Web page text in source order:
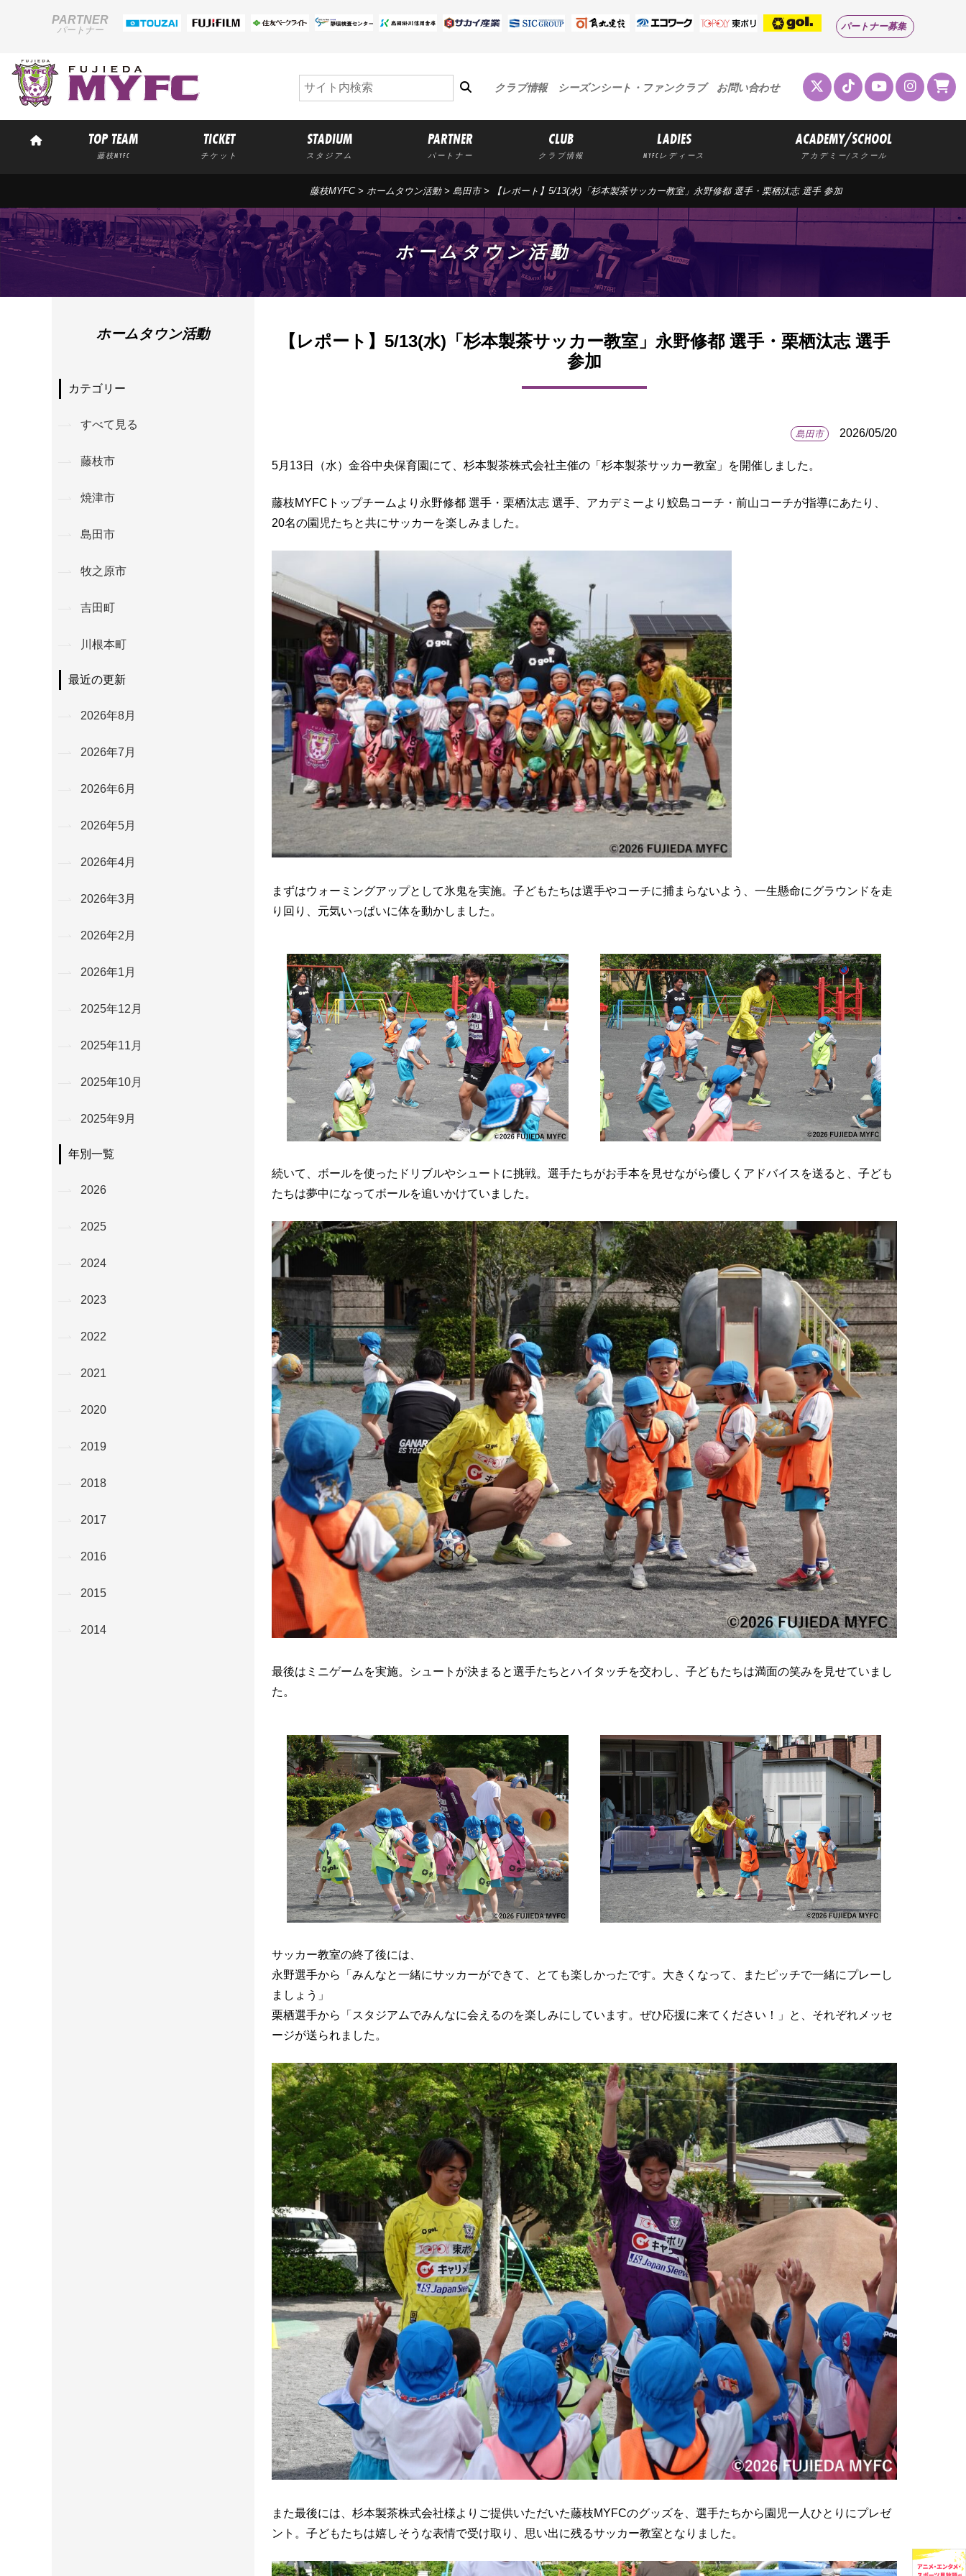
PARTNER
パートナー パートナー募集
クラブ情報 シーズンシート・ファンクラブ お問い合わせ
TOP TEAM
藤枝MYFC
TICKET
チケット
STADIUM
スタジアム
PARTNER
パートナー
CLUB
クラブ情報
LADIES
MYFCレディース
ACADEMY/SCHOOL
アカデミー/スクール
藤枝MYFC> ホームタウン活動> 島田市> 【レポート】5/13(水)「杉本製茶サッカー教室」永野修都 選手・栗栖汰志 選手 参加
ホームタウン活動
【レポート】5/13(水)「杉本製茶サッカー教室」永野修都 選手・栗栖汰志 選手
参加
島田市 2026/05/20
5月13日（水）金谷中央保育園にて、杉本製茶株式会社主催の「杉本製茶サッカー教室」を開催しました。
藤枝MYFCトップチームより永野修都 選手・栗栖汰志 選手、アカデミーより鮫島コーチ・前山コーチが指導にあたり、
20名の園児たちと共にサッカーを楽しみました。
まずはウォーミングアップとして氷鬼を実施。子どもたちは選手やコーチに捕まらないよう、一生懸命にグラウンドを走
り回り、元気いっぱいに体を動かしました。
続いて、ボールを使ったドリブルやシュートに挑戦。選手たちがお手本を見せながら優しくアドバイスを送ると、子ども
たちは夢中になってボールを追いかけていました。
最後はミニゲームを実施。シュートが決まると選手たちとハイタッチを交わし、子どもたちは満面の笑みを見せていまし
た。
サッカー教室の終了後には、
永野選手から「みんなと一緒にサッカーができて、とても楽しかったです。大きくなって、またピッチで一緒にプレーし
ましょう」
栗栖選手から「スタジアムでみんなに会えるのを楽しみにしています。ぜひ応援に来てください！」と、それぞれメッセ
ージが送られました。
また最後には、杉本製茶株式会社様よりご提供いただいた藤枝MYFCのグッズを、選手たちから園児一人ひとりにプレゼ
ント。子どもたちは嬉しそうな表情で受け取り、思い出に残るサッカー教室となりました。
ホームタウン活動
カテゴリー
すべて見る
藤枝市
焼津市
島田市
牧之原市
吉田町
川根本町
最近の更新
2026年8月
2026年7月
2026年6月
2026年5月
2026年4月
2026年3月
2026年2月
2026年1月
2025年12月
2025年11月
2025年10月
2025年9月
年別一覧
2026
2025
2024
2023
2022
2021
2020
2019
2018
2017
2016
2015
2014